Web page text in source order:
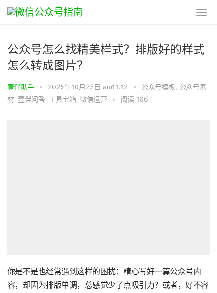
公众号怎么找精美样式？排版好的样式
怎么转成图片？​
壹伴助手 • 2025年10月23日 am11:12 • 公众号模板, 公众号素
材, 壹伴问答, 工具宝箱, 微信运营 • 阅读 166
你是不是也经常遇到这样的困扰：精心写好一篇公众号内
容，却因为排版单调，总感觉少了点吸引力？或者，好不容